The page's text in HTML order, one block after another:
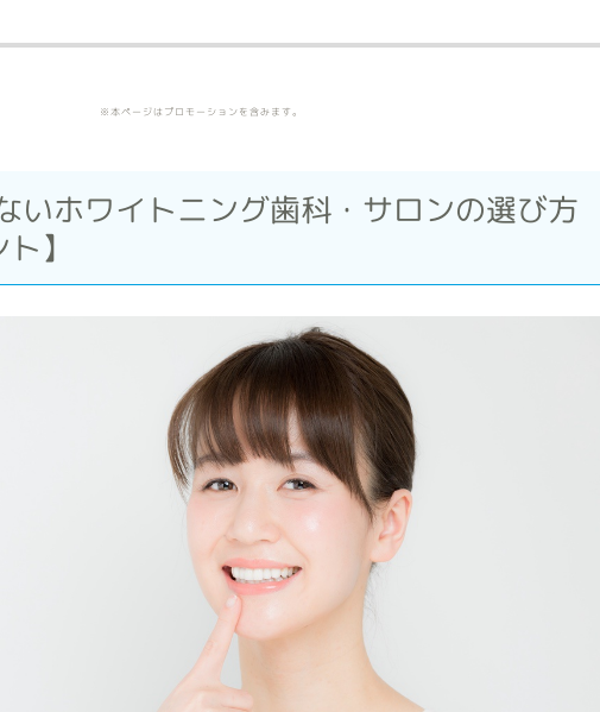
※本ページはプロモーションを含みます。
いホワイトニング歯科・サロンの選び方
】